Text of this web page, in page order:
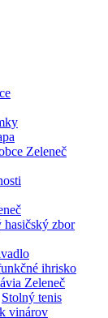
Zeleneč
zbor
ihrisko
Zeleneč
Stolný tenis
vinárov